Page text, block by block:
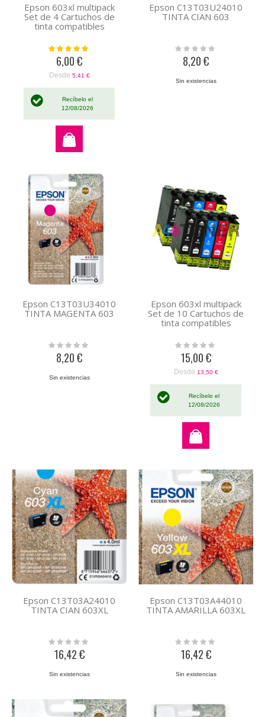
Epson 603xl multipack
Set de 4 Cartuchos de
tinta compatibles
Valoración:
6,00 €
Desde 5,41 €
Recíbelo el
12/08/2026
Epson C13T03U24010
TINTA CIAN 603
Rating:
8,20 €
Sin existencias
Epson C13T03U34010
TINTA MAGENTA 603
Rating:
8,20 €
Sin existencias
Epson 603xl multipack
Set de 10 Cartuchos de
tinta compatibles
Rating:
15,00 €
Desde 13,50 €
Recíbelo el
12/08/2026
Epson C13T03A24010
TINTA CIAN 603XL
Rating:
16,42 €
Sin existencias
Epson C13T03A44010
TINTA AMARILLA 603XL
Rating:
16,42 €
Sin existencias